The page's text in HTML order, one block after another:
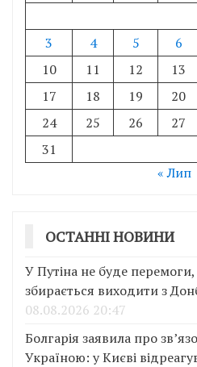
3
4 5 6
10
11 12 13
17
18 19 20
24
25 26 27
31
« Лип
ОСТАННІ НОВИНИ
У Путіна не буде
збирається виходити з
08.08.2026 20:47
Болгарія заявила про
Україною: у Києві